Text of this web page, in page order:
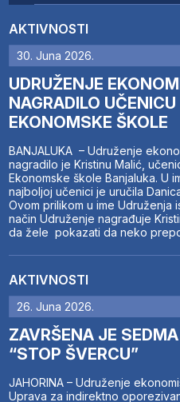
AKTIVNOSTI
30. Juna 2026.
UDRUŽENJE
NAGRADILO
EKONOMSKE ŠKOLE
BANJALUKA – Udruženje
nagradilo je Kristinu Malić,
Ekonomske škole Banjaluka. U
najboljoj učenici je uručila
Ovom prilikom u ime Udruženja
način Udruženje nagrađuje
da žele pokazati da neko
AKTIVNOSTI
26. Juna 2026.
ZAVRŠENA JE
“STOP ŠVERCU”
JAHORINA – Udruženje
Uprava za indirektno